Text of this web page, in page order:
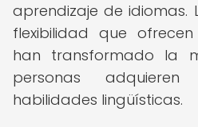
aprendizaje de idiomas.
flexibilidad que
han transformado la
personas
habilidades lingüísticas.